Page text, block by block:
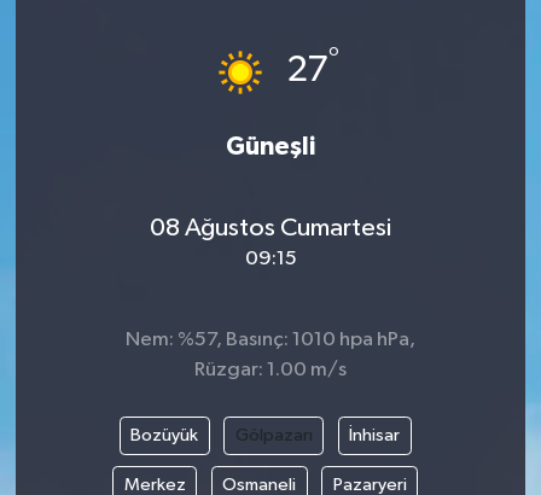
27°
Güneşli
08 Ağustos Cumartesi
09:15
Nem: %57, Basınç: 1010 hpa hPa,
Rüzgar: 1.00 m/s
Bozüyük Gölpazarı İnhisar
Merkez Osmaneli Pazaryeri
Akhisar Emlak
Etiketler
Röportaj
Yaşam
Kadın
Teknoloji